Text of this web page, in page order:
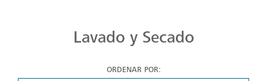
Lavado y Secado
ORDENAR POR: